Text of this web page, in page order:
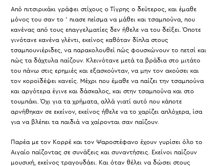
Από πιτσιρικάκι γράφει στίχους ο Τίγρης ο δεύτερος, και έμαθε
μόνος του σαν το ‘ πιασε πείσμα να μάθει και τσαμπούνα, που
κανένας από τους επαγγελματίες δεν ήθελε να του δείξει. Όποτε
γινότανε κανένα γλέντι, εκείνος καθόταν δίπλα στους
τσαμπουνιέριδες, να παρακολουθεί πώς φουσκώνουν το πετσί και
πώς τα δάχτυλα παίζουν. Κλεινότανε μετά τα βράδια στο μιτάτο
του πάνω στις ερημιές και εξασκούνταν, να μην τον ακούσει και
τον κοροϊδέψει κανείς. Μέχρι που έμαθε να παίζει την τσαμπούνα
και αργότερα έγινε και δάσκαλος, και στην τσαμπούνα και στο
τουμπάκι. Όχι για τα χρήματα, αλλά γιατί αυτό που κάποτε
αρνήθηκαν σε εκείνον, εκείνος ήθελε να το χαρίζει απλόχερα, ίσα
για να βλέπει τα παιδιά να χαίρονται σαν παίζουν.
Παρέα με τον Κορρέ και τον Ψαροστέφανο έχουν γυρίσει όλο το
Αιγαίο παίζοντας σε συνάξεις και συναντήσεις. Εκείνοι παίζουν
μουσική, εκείνος τραγουδάει. Και όταν θέλει να δώσει στους